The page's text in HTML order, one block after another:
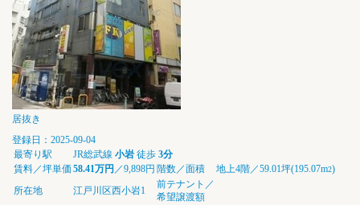
居抜き
登録日：2025-09-04
最寄り駅
JR総武線 小岩 徒歩 3分
賃料／坪単価 58.41万円 ／9,898円 階数／面積 地上4階／59.01坪(195.07m2)
所在地
江戸川区西小岩1
前テナント／
希望譲渡額